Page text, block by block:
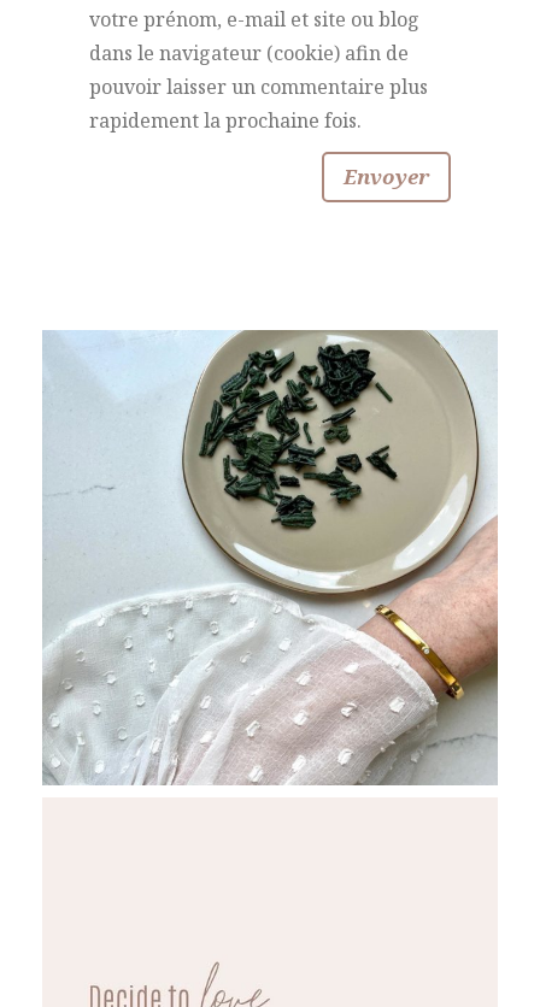
votre prénom, e-mail et site ou blog
dans le navigateur (cookie) afin de
pouvoir laisser un commentaire plus
rapidement la prochaine fois.